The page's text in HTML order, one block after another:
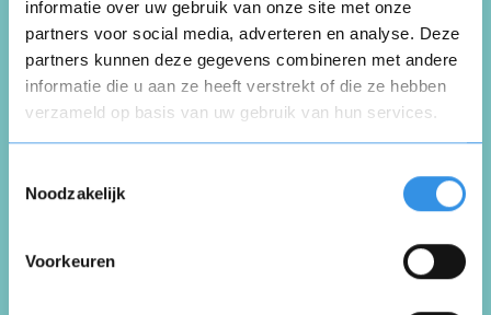
informatie over uw gebruik van onze site met onze
partners voor social media, adverteren en analyse. Deze
partners kunnen deze gegevens combineren met andere
informatie die u aan ze heeft verstrekt of die ze hebben
verzameld op basis van uw gebruik van hun services.
Noodzakelijk
Voorkeuren
Schrijf een review
Beoordeel je ervaring *